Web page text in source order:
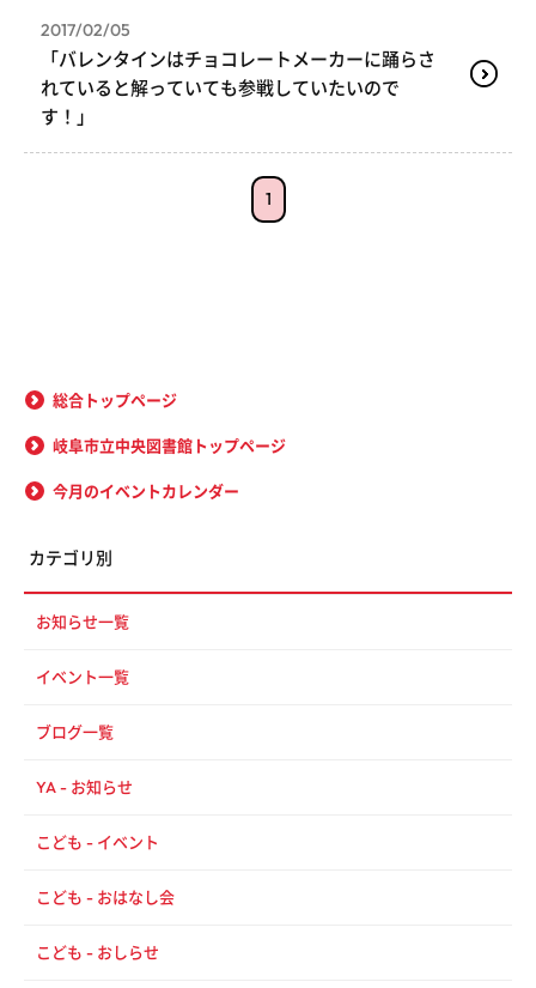
2017/02/05
「バレンタインはチョコレートメーカーに踊らさ
れていると解っていても参戦していたいので
す！」
1
総合トップページ
岐阜市立中央図書館トップページ
今月のイベントカレンダー
カテゴリ別
お知らせ一覧
イベント一覧
ブログ一覧
YA - お知らせ
こども - イベント
こども - おはなし会
こども - おしらせ